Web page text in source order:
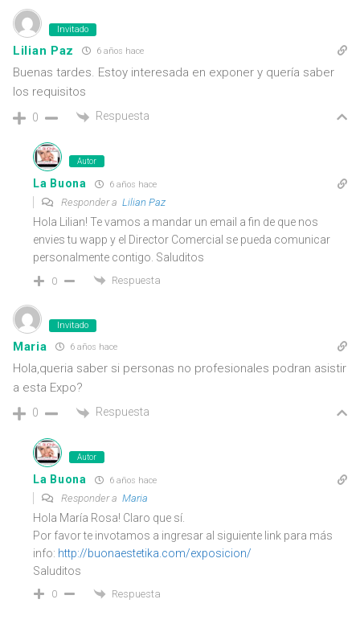
Invitado
Lilian Paz 6 años hace
Buenas tardes. Estoy interesada en exponer y quería saber
los requisitos
0 Respuesta
Autor
La Buona 6 años hace
Responder a Lilian Paz
Hola Lilian! Te vamos a mandar un email a fin de que nos
envies tu wapp y el Director Comercial se pueda comunicar
personalmente contigo. Saluditos
0 Respuesta
Invitado
Maria 6 años hace
Hola,queria saber si personas no profesionales podran asistir
a esta Expo?
0 Respuesta
Autor
La Buona 6 años hace
Responder a Maria
Hola María Rosa! Claro que sí.
Por favor te invotamos a ingresar al siguiente link para más
info: http://buonaestetika.com/exposicion/
Saluditos
0 Respuesta